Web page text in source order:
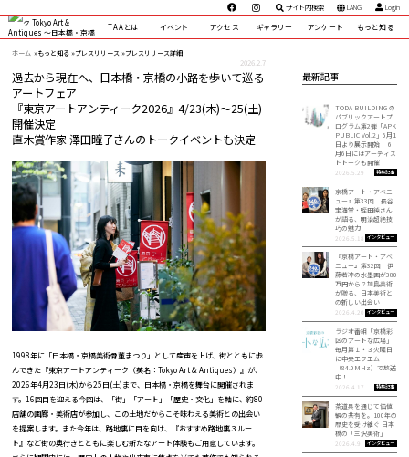
サイト内検索 LANG
Login
TAAとは
イベント アクセス ギャラリー アンケート もっと知る
ホーム »もっと知る »プレスリリース »プレスリリース詳細
2026.2.7
過去から現在へ、日本橋・京橋の小路を歩いて巡る
アートフェア
『東京アートアンティーク2026』4/23(木)～25(土)
開催決定
直木賞作家 澤⽥瞳⼦さんのトークイベントも決定
1998年に「日本橋・京橋美術骨董まつり」として産声を上げ、街とともに歩
んできた『東京アートアンティーク（英名：Tokyo Art & Antiques）』が、
2026年4月23日(木)から25日(土)まで、日本橋・京橋を舞台に開催されま
す。16回目を迎える今回は、「街」「アート」「歴史・文化」を軸に、約80
店舗の画廊・美術店が参加し、この土地だからこそ味わえる美術との出会い
を提案します。また今年は、路地裏に目を向け、『おすすめ路地裏３ルー
ト』など街の奥行きとともに楽しむ新たなアート体験もご用意しています。
最新記事
TODA BUILDING の
パブリックアートプ
ログラム第2弾「APK
PUBLIC Vol.2」6月1
日より展示開始！ 6
月6日にはアーティス
トトークも開催！
2026.5.29 特集記事
京橋アート・アベニ
ュー』第33回 長谷
宝満堂・蛭田純さん
が語る、明治超絶技
巧の魅力
2026.5.18 インタビュー
『京橋アート・アベ
ニュー』第32回 伊
藤若冲の水墨画が380
万円から？加島美術
が贈る、日本美術と
の新しい出会い
2026.4.20 インタビュー
ラジオ番組「京橋彩
区のアートな広場」
毎月第１・３火曜日
に中央エフエム
（84.0MHz）で放送
中！
2026.4.17 特集記事
茶道具を通じて価値
観の共有を。100年の
歴史を受け継ぐ 日本
橋の「三沢美術」
2026.4.9 インタビュー